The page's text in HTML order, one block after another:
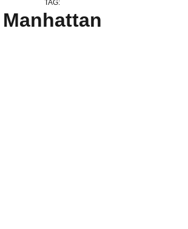
TAG:
Manhattan